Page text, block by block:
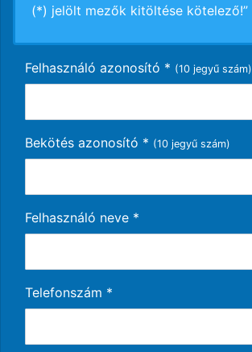
(*) jelölt mezők kitöltése kötelező!”
Felhasználó azonosító * (10 jegyű szám)
Bekötés azonosító * (10 jegyű szám)
Felhasználó neve *
Telefonszám *